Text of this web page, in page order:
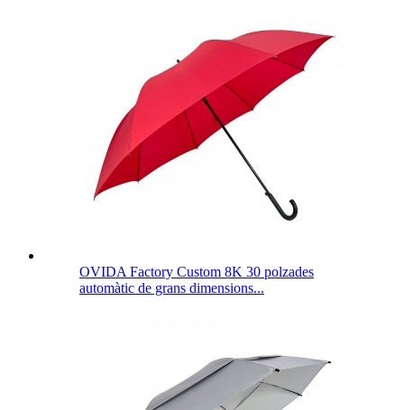
OVIDA Factory Custom 8K 30 polzades
automàtic de grans dimensions...